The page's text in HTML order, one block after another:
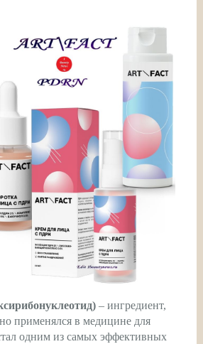
– ингредиент,
применялся в медицине для
одним из самых эффективных